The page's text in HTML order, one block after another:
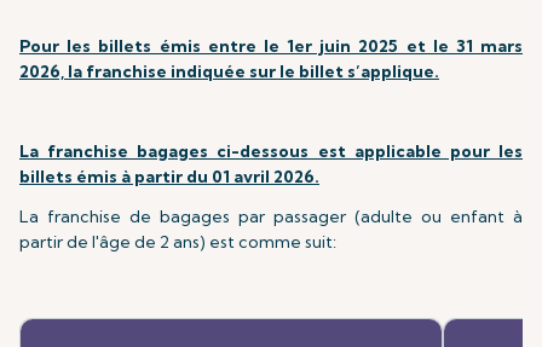
Pour les billets émis entre le 1er juin 2025 et le 31 mars
2026, la franchise indiquée sur le billet s’applique.
La franchise bagages ci-dessous est applicable pour les
billets émis à partir du 01 avril 2026.
La franchise de bagages par passager (adulte ou enfant à
partir de l'âge de 2 ans) est comme suit: